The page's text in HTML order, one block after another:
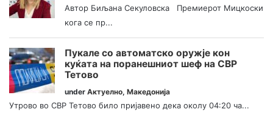
Автор Биљана Секуловска Премиерот Мицкоски
кога се пр...
Пукале со автоматско оружје кон
куќата на поранешниот шеф на СВР
Тетово
under Актуелно, Македонија
Утрово во СВР Тетово било пријавено дека околу 04:20 ча...